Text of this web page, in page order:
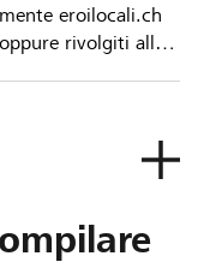
eroilocali.ch
rivolgiti alla